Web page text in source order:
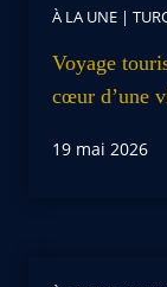
À LA UNE |
Voyage
cœur d’une
19 mai 2026